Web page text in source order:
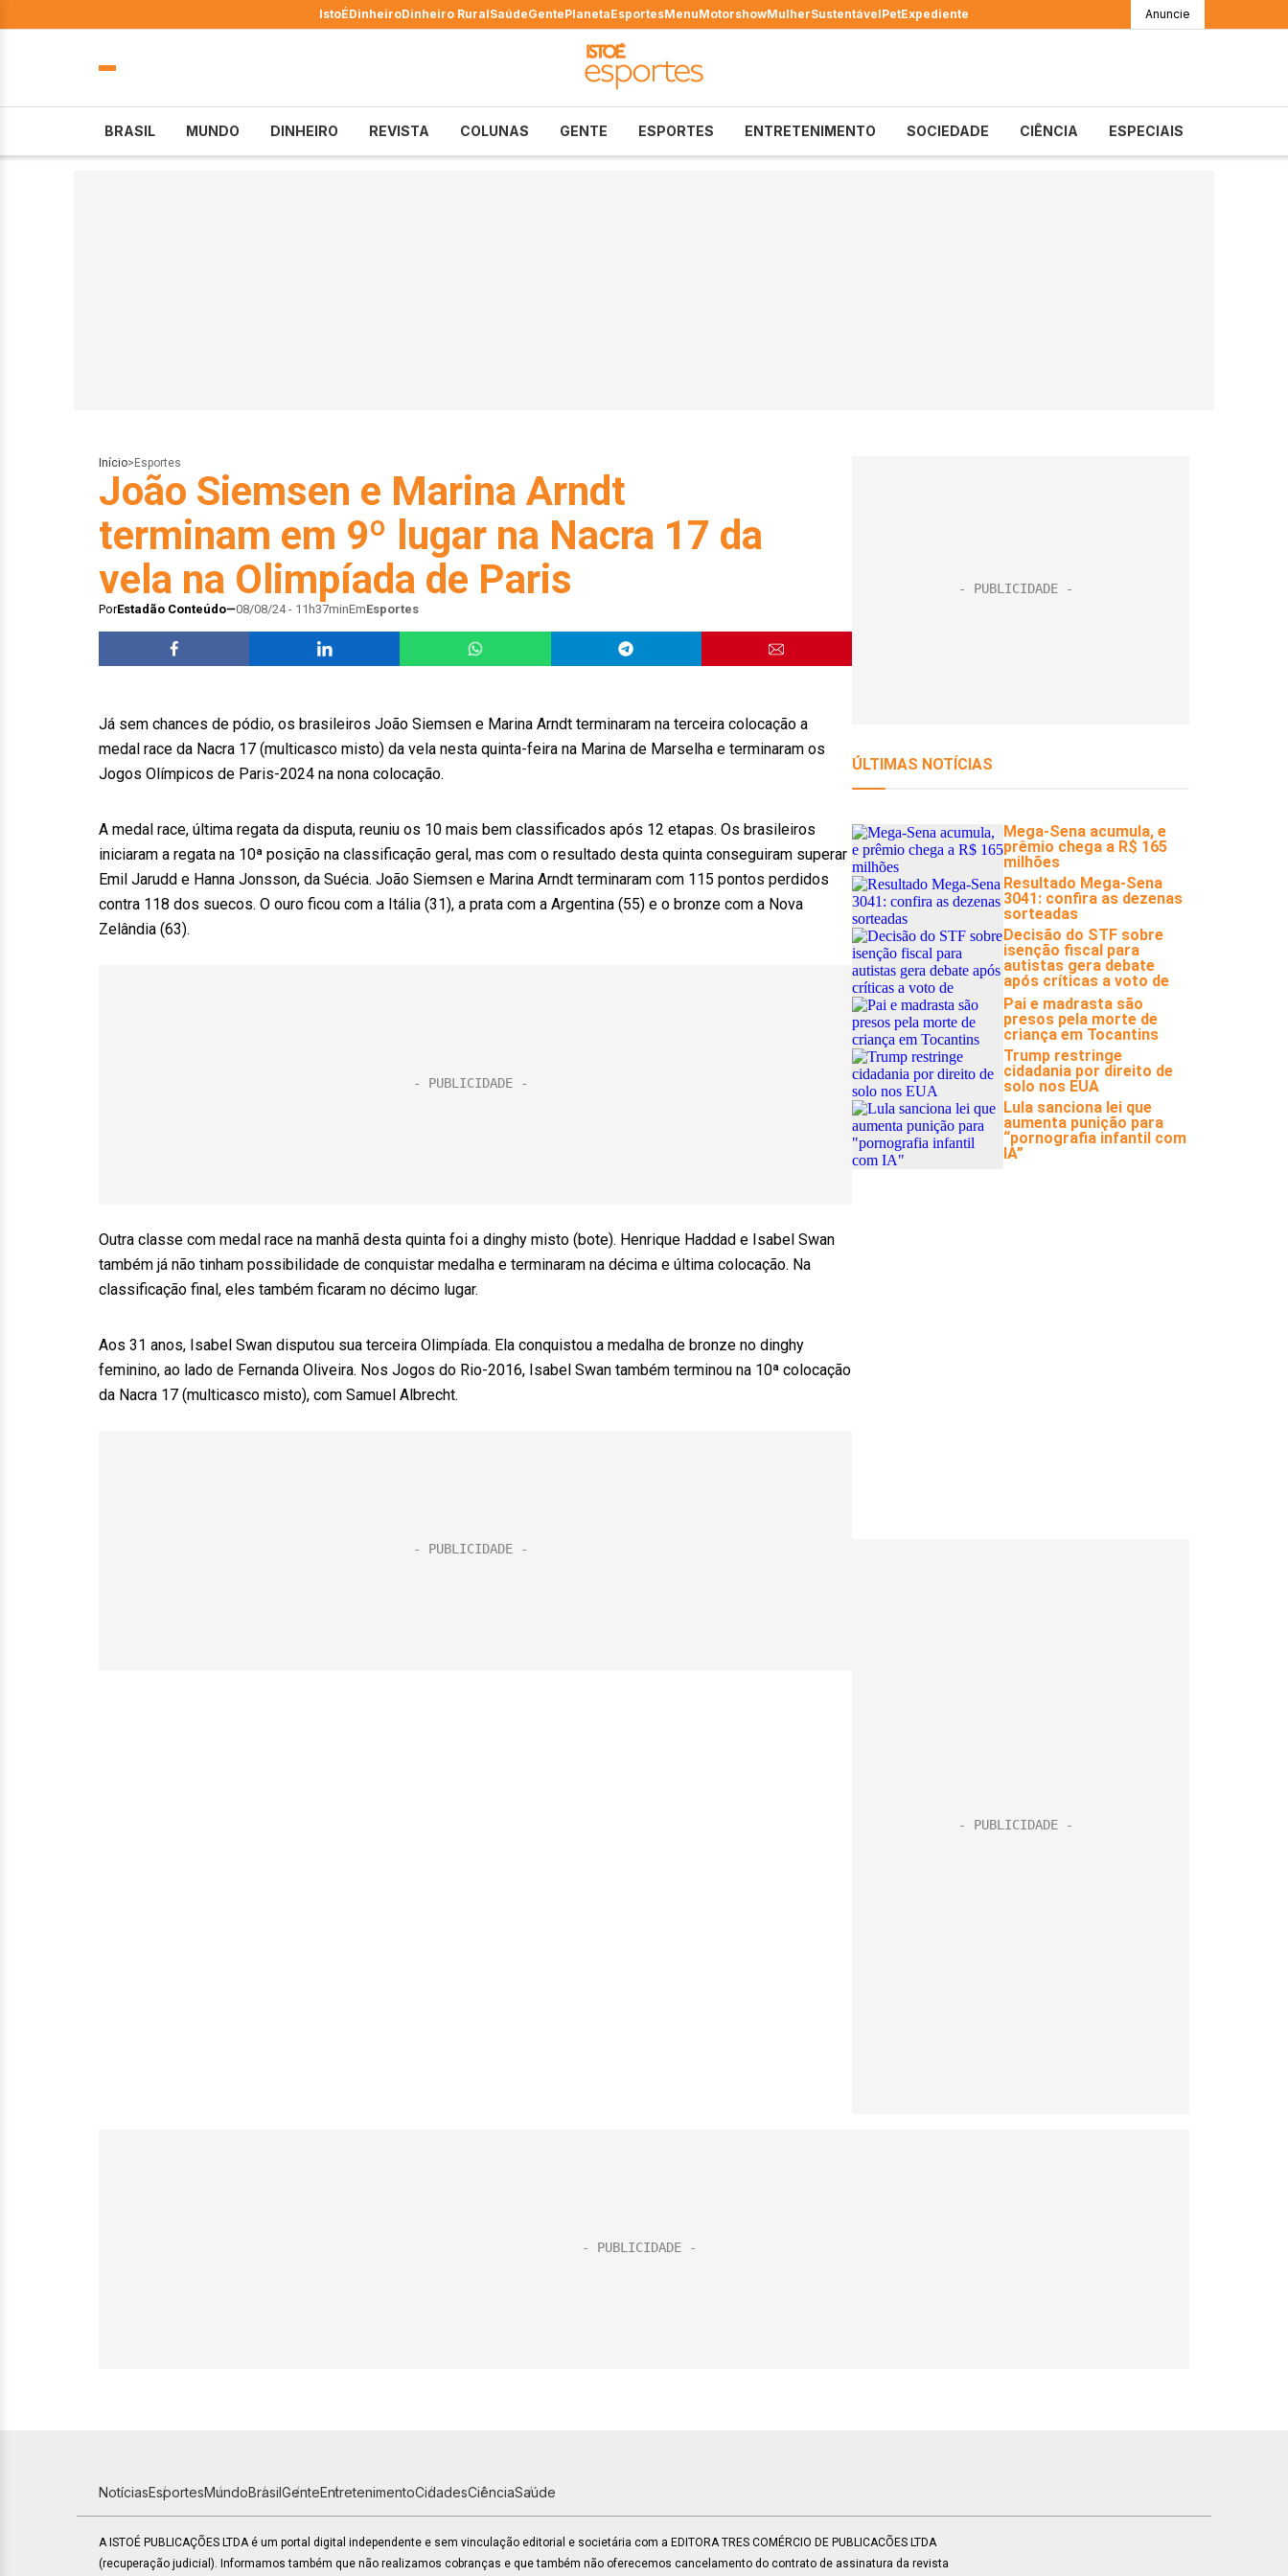
IstoÉDinheiroDinheiro RuralSaúdeGentePlanetaEsportesMenuMotorshowMulherSustentávelPetExpediente Anuncie
BRASIL MUNDO DINHEIRO REVISTA COLUNAS GENTE ESPORTES ENTRETENIMENTO SOCIEDADE CIÊNCIA ESPECIAIS
Início> Esportes
João Siemsen e Marina Arndt
terminam em 9º lugar na Nacra 17 da
vela na Olimpíada de Paris
PorEstadão Conteúdo 08/08/24 - 11h37minEmEsportes
Já sem chances de pódio, os brasileiros João Siemsen e Marina Arndt terminaram na terceira colocação a
medal race da Nacra 17 (multicasco misto) da vela nesta quinta-feira na Marina de Marselha e terminaram os
Jogos Olímpicos de Paris-2024 na nona colocação.
A medal race, última regata da disputa, reuniu os 10 mais bem classificados após 12 etapas. Os brasileiros
iniciaram a regata na 10ª posição na classificação geral, mas com o resultado desta quinta conseguiram superar
Emil Jarudd e Hanna Jonsson, da Suécia. João Siemsen e Marina Arndt terminaram com 115 pontos perdidos
contra 118 dos suecos. O ouro ficou com a Itália (31), a prata com a Argentina (55) e o bronze com a Nova
Zelândia (63).
Outra classe com medal race na manhã desta quinta foi a dinghy misto (bote). Henrique Haddad e Isabel Swan
também já não tinham possibilidade de conquistar medalha e terminaram na décima e última colocação. Na
classificação final, eles também ficaram no décimo lugar.
Aos 31 anos, Isabel Swan disputou sua terceira Olimpíada. Ela conquistou a medalha de bronze no dinghy
feminino, ao lado de Fernanda Oliveira. Nos Jogos do Rio-2016, Isabel Swan também terminou na 10ª colocação
da Nacra 17 (multicasco misto), com Samuel Albrecht.
NotíciasEsportesMundoBrasilGenteEntretenimentoCidadesCiênciaSaúde
A ISTOÉ PUBLICAÇÕES LTDA é um portal digital independente e sem vinculação editorial e societária com a EDITORA TRES COMÉRCIO DE PUBLICACÕES LTDA
(recuperação judicial). Informamos também que não realizamos cobranças e que também não oferecemos cancelamento do contrato de assinatura da revista